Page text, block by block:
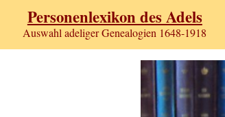
Personenlexikon des Adels
Auswahl adeliger Genealogien 1648-1918